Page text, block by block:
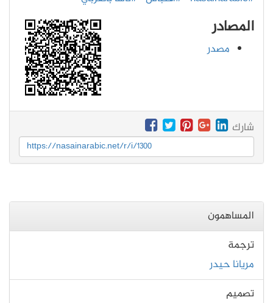
المصادر
مصدر
شارك
https://nasainarabic.net/r/i/1300
المساهمون
ترجمة
مريانا حيدر
تصميم